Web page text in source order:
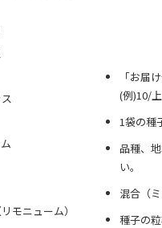
モニューム）
「お届
(例)10/
1袋の種
品種、
い。
混合（
種子の